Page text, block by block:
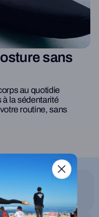
sans
au quotidie
à la sédentarité
routine, sans